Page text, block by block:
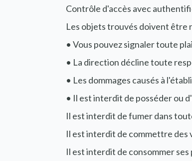
Contrôle d'accès avec
Les objets trouvés doivent être
• Vous pouvez signaler toute
• La direction décline toute
• Les dommages causés à
• Il est interdit de posséder ou
Il est interdit de fumer dans
Il est interdit de commettre des
Il est interdit de consommer